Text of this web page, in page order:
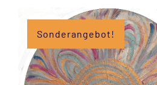
Sonderangebot!